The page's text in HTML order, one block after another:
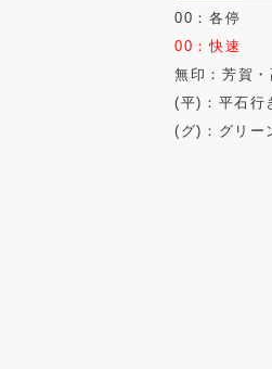
00：各停
00：快速
無印：芳賀
(平)：平石行
(グ)：グリー